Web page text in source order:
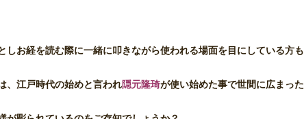
しお経を読む際に一緒に叩きながら使われる場面を目にしている方も
、江戸時代の始めと言われ隠元隆琦が使い始めた事で世間に広まった